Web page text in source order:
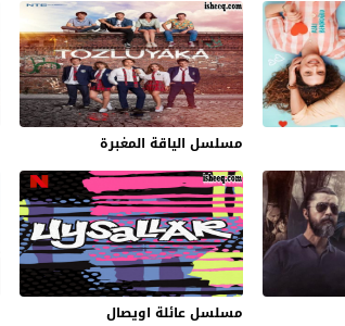
مسلسل الياقة المغبرة
مسلسل عائلة اويصال